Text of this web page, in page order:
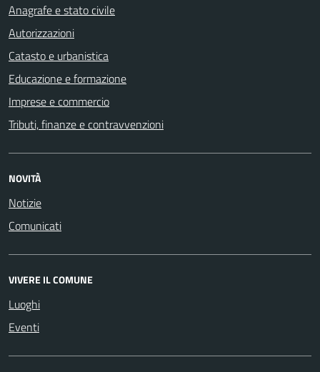
Anagrafe e stato civile
Autorizzazioni
Catasto e urbanistica
Educazione e formazione
Imprese e commercio
Tributi, finanze e contravvenzioni
NOVITÀ
Notizie
Comunicati
VIVERE IL COMUNE
Luoghi
Eventi